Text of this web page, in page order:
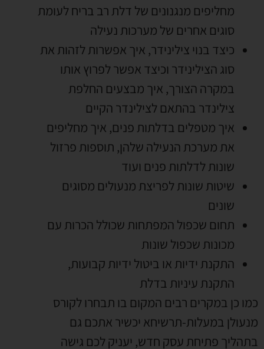
מחליפים מנגנונים של דלת רב בריח לעומת
סוגים אחרים של מערכות נעילה
כיצד בנוי צילינידר, איך אפשרות לזהות את
סוג הצילינידר וכיצד אפשר לפרוץ אותו
במקרה הצורך, איך מבצעים החלפת
צילינדר בהתאם לצילינדר הקיים
איך מטפלים בדלתות פנים, איך מחליפים
את מערכת הנעילה שלהן, תוספות פרזול
שונות לדלתות פנים ועוד
שיטות שונות לפריצת מנעולים מסוגים
שונים
תחום שכפול המפתחות שכולל הכרות עם
מכונות שכפול שונות
התקנת ידיות או ביטול ידיות קבועות,
התקנת עיניות בדלת
כמו כן במקרים רבים המקום בו תבחרו לקורס
מנעולן במעלות-תרשיחא יכשיר אתכם גם
בתהליך פתיחת עסק חדש, יעניק לכם גישה